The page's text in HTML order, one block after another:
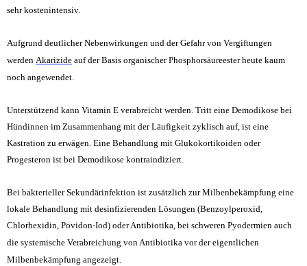
sehr kostenintensiv.
Aufgrund deutlicher Nebenwirkungen und der Gefahr von Vergiftungen
werden Akarizide auf der Basis organischer Phosphorsäureesterheute kaum
noch angewendet.
Unterstützend kann Vitamin E verabreicht werden. Tritt eine Demodikose bei
Hündinnen im Zusammenhang mit der Läufigkeit zyklisch auf, ist eine
Kastration zu erwägen. Eine Behandlung mit Glukokortikoiden oder
Progesteron ist bei Demodikose kontraindiziert.
Bei bakterieller Sekundärinfektion ist zusätzlich zur Milbenbekämpfung eine
lokale Behandlung mit desinfizierenden Lösungen (Benzoylperoxid,
Chlorhexidin, Povidon-Iod) oder Antibiotika, bei schweren Pyodermien auch
die systemische Verabreichung von Antibiotika vor der eigentlichen
Milbenbekämpfung angezeigt.